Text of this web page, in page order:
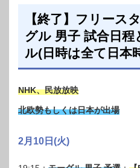
【終了】フリース
グル 男子 試合日
ル(日時は全て日本
NHK、民放放映
北欧勢もしくは日本が出場
2月10日(火)